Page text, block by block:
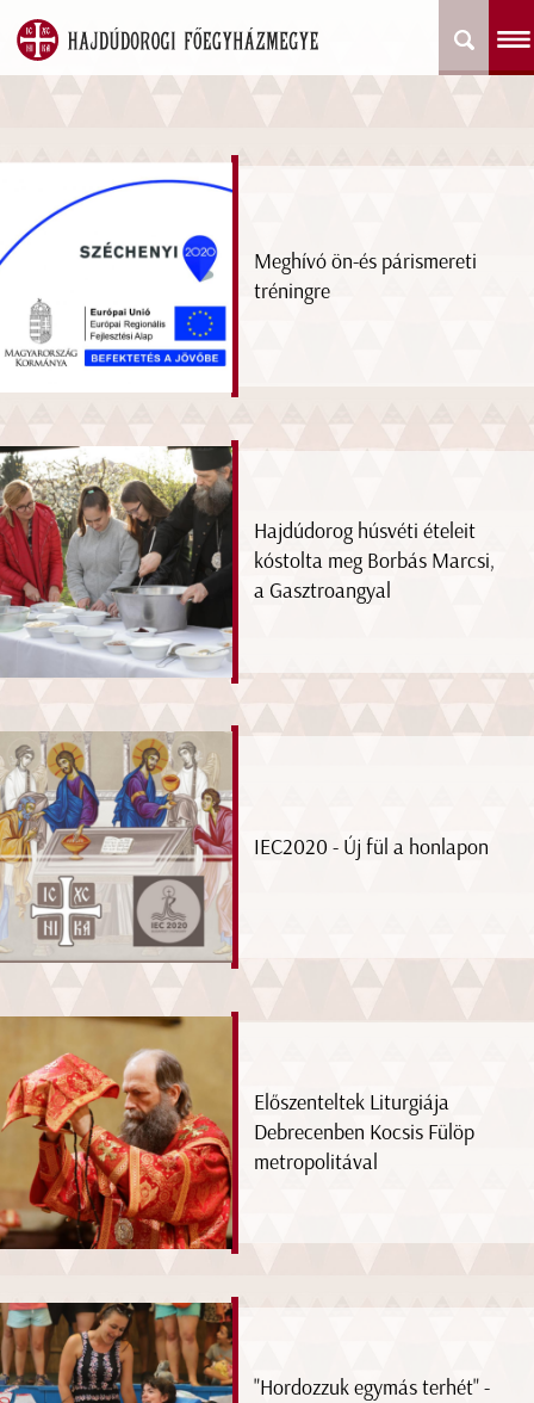
Meghívó ön-és párismereti
tréningre
Hajdúdorog húsvéti ételeit
kóstolta meg Borbás Marcsi,
a Gasztroangyal
IEC2020 - Új fül a honlapon
Előszenteltek Liturgiája
Debrecenben Kocsis Fülöp
metropolitával
"Hordozzuk egymás terhét" -